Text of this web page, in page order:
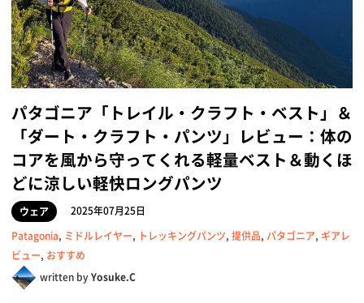
パタゴニア「トレイル・クラフト・ベスト」＆
「ダート・クラフト・パンツ」レビュー：体の
コアを風から守ってくれる軽量ベスト＆動くほ
どに涼しい軽快ロングパンツ
ウェア
2025年07月25日
Patagonia, ミドルレイヤー, トレッキングパンツ, 提供品, パタゴニア, ギアレ
ビュー, おすすめ
written byYosuke.C